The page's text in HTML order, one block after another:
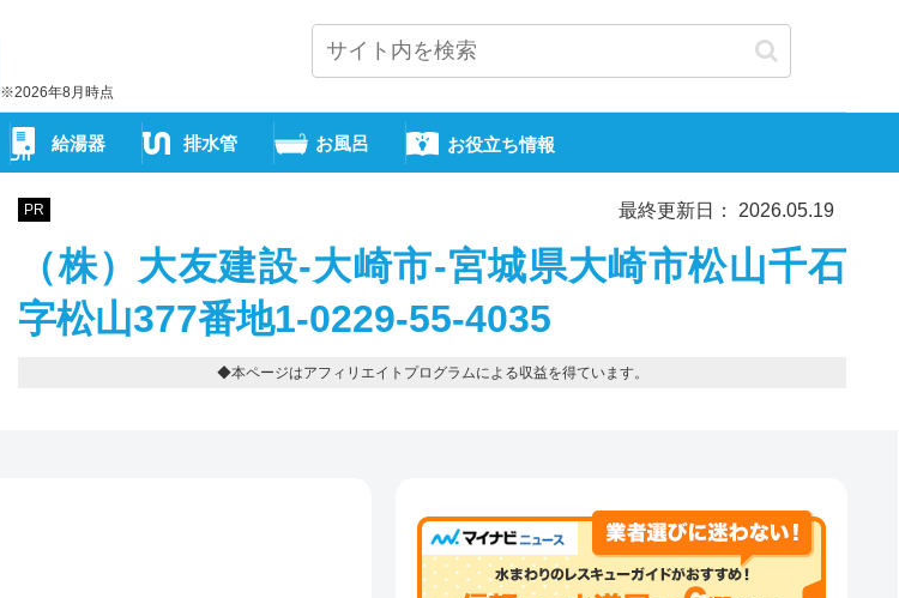
※2026年8月時点
給湯器 排水管 お風呂 お役立ち情報
PR 最終更新日： 2026.05.19
（株）大友建設-大崎市-宮城県大崎市松山千石
字松山377番地1-0229-55-4035
◆本ページはアフィリエイトプログラムによる収益を得ています。